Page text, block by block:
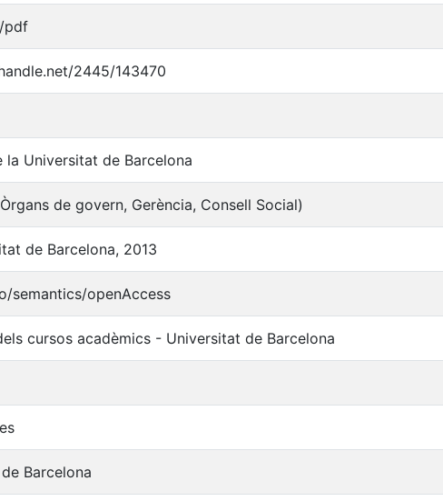
pdf
2445/143470
la Universitat de Barcelona
de govern, Gerència, Consell Social)
de Barcelona, 2013
semantics/openAccess
cursos acadèmics - Universitat de Barcelona
Barcelona